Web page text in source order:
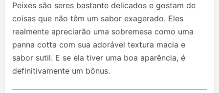
Peixes são seres bastante delicados e gostam de
coisas que não têm um sabor exagerado. Eles
realmente apreciarão uma sobremesa como uma
panna cotta com sua adorável textura macia e
sabor sutil. E se ela tiver uma boa aparência, é
definitivamente um bônus.